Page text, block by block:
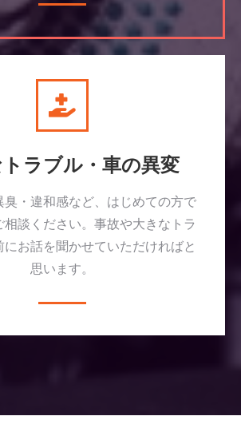
ラブル・車の異変
臭・違和感など、はじめての方で
相談ください。事故や大きなトラ
にお話を聞かせていただければと
思います。